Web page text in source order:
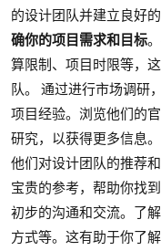
的设计团队并建立良好
确你的项目需求和目标
算限制、项目时限等，
队。 通过进行市场调研
项目经验。浏览他们的
研究，以获得更多信息
他们对设计团队的推荐
宝贵的参考，帮助你找
初步的沟通和交流。了
方式等。这有助于你了